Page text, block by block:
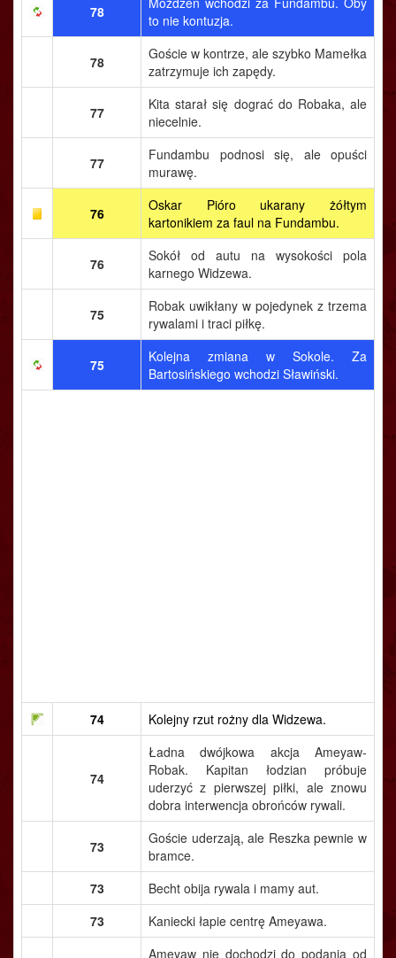
78
to nie kontuzja.
78
Goście w kontrze, ale szybko Mamełka
zatrzymuje ich zapędy.
77
Kita starał się dograć do Robaka, ale
niecelnie.
77
Fundambu podnosi się, ale opuści
murawę.
76
Oskar Pióro ukarany żółtym
kartonikiem za faul na Fundambu.
76
Sokół od autu na wysokości pola
karnego Widzewa.
75
Robak uwikłany w pojedynek z trzema
rywalami i traci piłkę.
75
Kolejna zmiana w Sokole. Za
Bartosińskiego wchodzi Sławiński.
74 Kolejny rzut rożny dla Widzewa.
74
Ładna dwójkowa akcja Ameyaw-
Robak. Kapitan łodzian próbuje
uderzyć z pierwszej piłki, ale znowu
dobra interwencja obrońców rywali.
73
Goście uderzają, ale Reszka pewnie w
bramce.
73
Becht obija rywala i mamy aut.
73
Kaniecki łapie centrę Ameyawa.
Ameyaw nie dochodzi do podania od